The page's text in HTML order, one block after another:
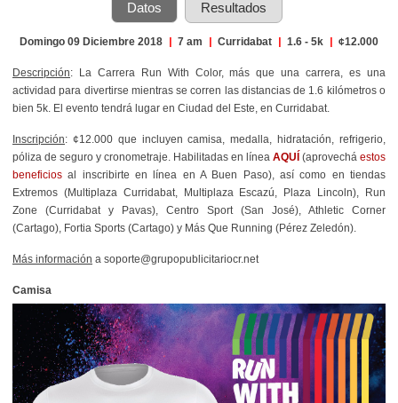
Datos Resultados
Domingo 09 Diciembre 2018 | 7 am | Curridabat | 1.6 - 5k | ¢12.000
Descripción: La Carrera Run With Color, más que una carrera, es una
actividad para divertirse mientras se corren las distancias de 1.6 kilómetros o
bien 5k. El evento tendrá lugar en Ciudad del Este, en Curridabat.
Inscripción: ¢12.000 que incluyen camisa, medalla, hidratación, refrigerio,
póliza de seguro y cronometraje. Habilitadas en línea AQUÍ (aprovechá estos
beneficios al inscribirte en línea en A Buen Paso), así como en tiendas
Extremos (Multiplaza Curridabat, Multiplaza Escazú, Plaza Lincoln), Run
Zone (Curridabat y Pavas), Centro Sport (San José), Athletic Corner
(Cartago), Fortia Sports (Cartago) y Más Que Running (Pérez Zeledón).
Más información a soporte@grupopublicitariocr.net
Camisa